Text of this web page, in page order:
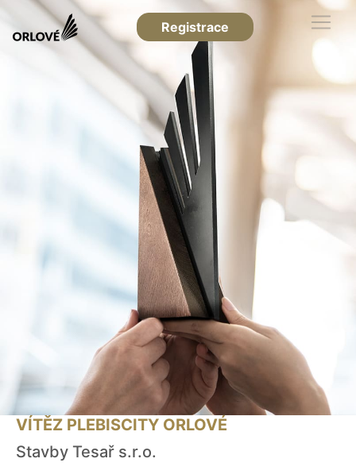
Registrace
VÍTĚZ PLEBISCITY ORLOVÉ
Stavby Tesař s.r.o.